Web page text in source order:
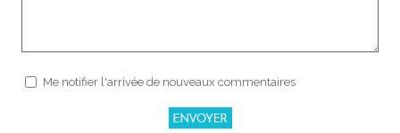
Me notifier l'arrivée de nouveaux commentaires